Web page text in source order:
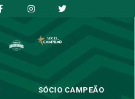
SÓCIO CAMPEÃO